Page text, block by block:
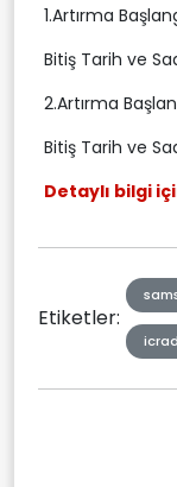
1.Artırma
Bitiş Tarih ve
2.Artırma
Bitiş Tarih ve
Detaylı bilgi
Etiketler: